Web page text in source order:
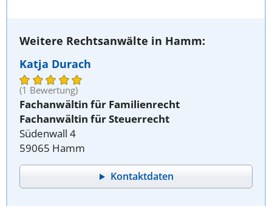
Weitere Rechtsanwälte in Hamm:
Katja Durach
(1 Bewertung)
Fachanwältin für Familienrecht
Fachanwältin für Steuerrecht
Südenwall 4
59065 Hamm
Kontaktdaten